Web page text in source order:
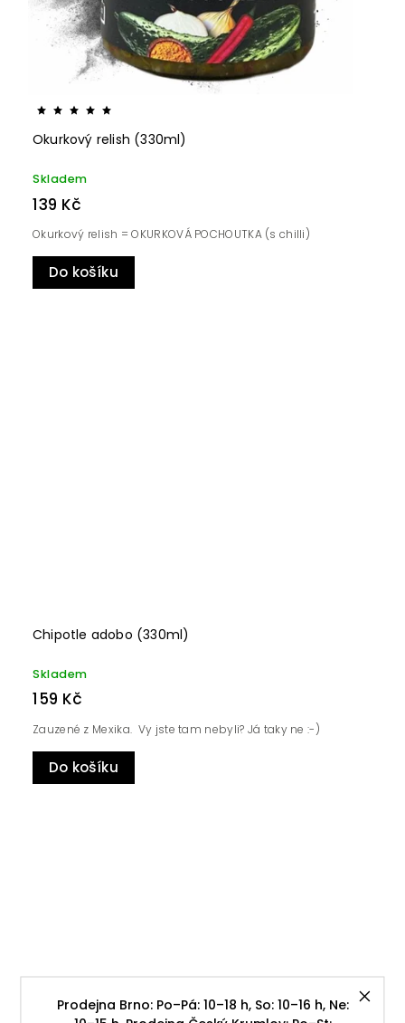
Prodejna Brno: Po–Pá: 10–18 h, So: 10–16 h, Ne:
Okurkový relish (330ml)
Skladem
139 Kč
Do košíku
Okurkový relish = OKURKOVÁ POCHOUTKA (s chilli)
Chipotle adobo (330ml)
Skladem
159 Kč
Do košíku
Zauzené z Mexika. Vy jste tam nebyli? Já taky ne :-)